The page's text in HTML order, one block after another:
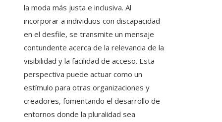
la moda más justa e inclusiva. Al
incorporar a individuos con discapacidad
en el desfile, se transmite un mensaje
contundente acerca de la relevancia de la
visibilidad y la facilidad de acceso. Esta
perspectiva puede actuar como un
estímulo para otras organizaciones y
creadores, fomentando el desarrollo de
entornos donde la pluralidad sea